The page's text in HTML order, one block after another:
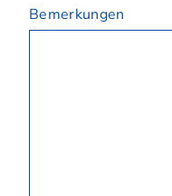
Bemerkungen